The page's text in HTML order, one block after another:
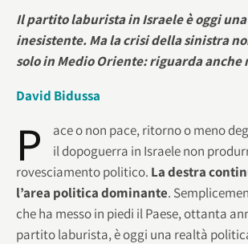
Il partito laburista in Israele è oggi
inesistente. Ma la crisi della sinistra
solo in Medio Oriente: riguarda anche
David Bidussa
P
ace o non pace, ritorno o meno
il dopoguerra in Israele non
rovesciamento politico. La destra
l’area politica dominante.
che ha messo in piedi il Paese, ottanta
partito laburista, è oggi una realtà